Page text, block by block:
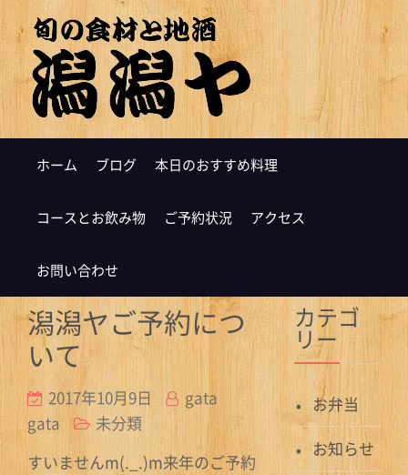
ホーム ブログ 本日のおすすめ料理
コースとお飲み物 ご予約状況 アクセス
お問い合わせ
潟潟ヤご予約につ
いて
2017年10月9日
gata
gata
未分類
すいませんm(._.)m来年のご予約
カテゴ
リー
お弁当
お知らせ